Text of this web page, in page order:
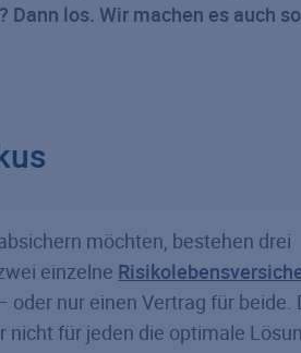
los. Wir machen es auch so
möchten, bestehen drei
einzelne
oder nur einen Vertrag für beide.
nicht für jeden die optimale